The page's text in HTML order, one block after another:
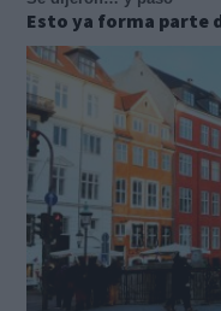
Esto ya forma parte